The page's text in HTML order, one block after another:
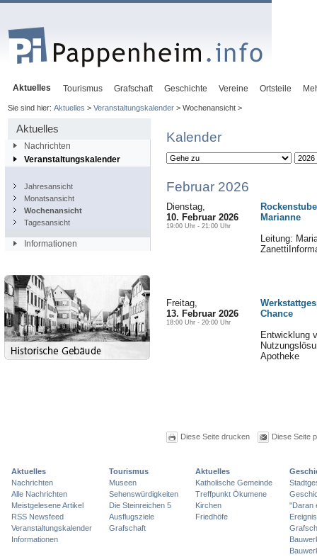
Aktuelles Tourismus Grafschaft Geschichte Vereine Ortsteile
Sie sind hier: Aktuelles > Veranstaltungskalender> Wochenansicht >
Aktuelles
Nachrichten
Veranstaltungskalender
Jahresansicht
Monatsansicht
Wochenansicht
Tagesansicht
Informationen
Kalender
Februar 2026
Dienstag,
10. Februar 2026
19:00 Uhr - 21:00 Uhr
Marianne
Leitung:
Freitag,
13. Februar 2026
18:00 Uhr - 20:00 Uhr
Chance
Entwicklung
Apotheke
Diese Seite drucken Diese Seite
Aktuelles
Nachrichten
Alle Nachrichten
Meistgelesene Artikel
RSS Newsfeed
Veranstaltungskalender
Informationen
Tourismus
Museen
Sehenswürdigkeiten
Die Steinreichen 5
Ausflugsziele
Grafschaft
Aktuelles
Katholische Gemeinde
Treffpunkt Ökumene
Kirchen
Friedhöfe
"Daran